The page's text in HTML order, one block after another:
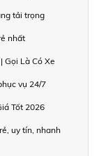
tải trọng
nhất
Gọi Là Có Xe
vụ 24/7
Tốt 2026
uy tín, nhanh